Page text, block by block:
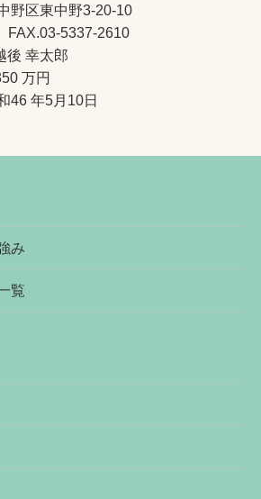
野区東中野3-20-10
5337-2610
幸太郎
万円
年5月10日
み
覧